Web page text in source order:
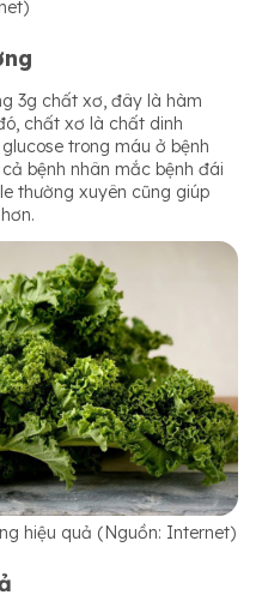
3g chất xơ, đây là hàm
chất xơ là chất dinh
trong máu ở bệnh
bệnh nhân mắc bệnh đái
thường xuyên cũng giúp
hiệu quả (Nguồn: Internet)